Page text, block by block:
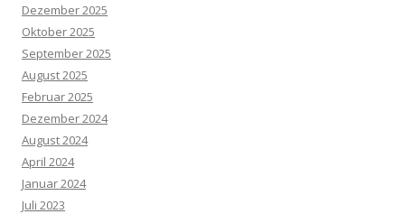
Dezember 2025
Oktober 2025
September 2025
August 2025
Februar 2025
Dezember 2024
August 2024
April 2024
Januar 2024
Juli 2023